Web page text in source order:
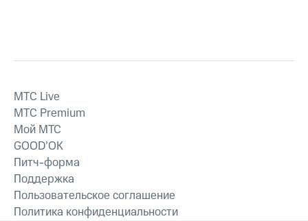
MTС Live
MTС Premium
Мой МТС
GOOD’OK
Питч-форма
Поддержка
Пользовательское соглашение
Политика конфиденциальности